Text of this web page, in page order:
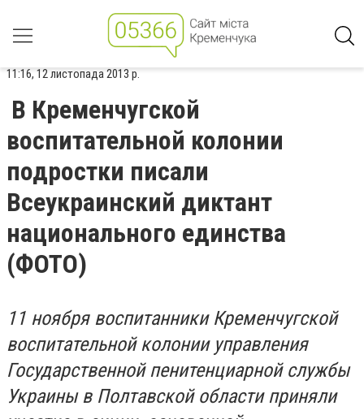
11:16, 12 листопада 2013 р.
В Кременчугской
воспитательной колонии
подростки писали
Всеукраинский диктант
национального единства
(ФОТО)
11 ноября воспитанники Кременчугской
воспитательной колонии управления
Государственной пенитенциарной службы
Украины в Полтавской области приняли